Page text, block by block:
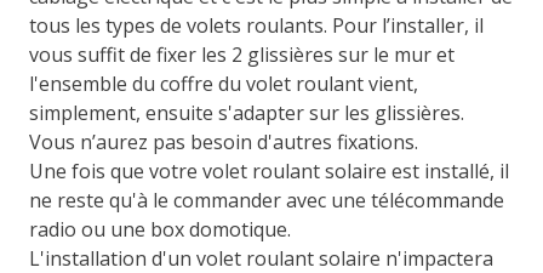
tous les types de volets roulants. Pour l’installer, il
vous suffit de fixer les 2 glissières sur le mur et
l'ensemble du coffre du volet roulant vient,
simplement, ensuite s'adapter sur les glissières.
Vous n’aurez pas besoin d'autres fixations.
Une fois que votre volet roulant solaire est installé, il
ne reste qu'à le commander avec une télécommande
radio ou une box domotique.
L'installation d'un volet roulant solaire n'impactera